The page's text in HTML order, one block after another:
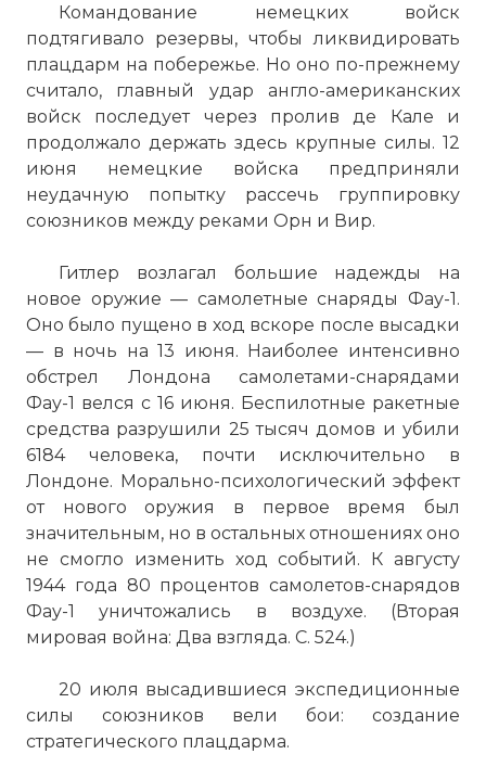
Командование немецких войск
подтягивало резервы, чтобы ликвидировать
плацдарм на побережье. Но оно по-прежнему
считало, главный удар англо-американских
войск последует через пролив де Кале и
продолжало держать здесь крупные силы. 12
июня немецкие войска предприняли
неудачную попытку рассечь группировку
союзников между реками Орн и Вир.
Гитлер возлагал большие надежды на
новое оружие — самолетные снаряды Фау-1.
Оно было пущено в ход вскоре после высадки
— в ночь на 13 июня. Наиболее интенсивно
обстрел Лондона самолетами-снарядами
Фау-1 велся с 16 июня. Беспилотные ракетные
средства разрушили 25 тысяч домов и убили
6184 человека, почти исключительно в
Лондоне. Морально-психологический эффект
от нового оружия в первое время был
значительным, но в остальных отношениях оно
не смогло изменить ход событий. К августу
1944 года 80 процентов самолетов-снарядов
Фау-1 уничтожались в воздухе. (Вторая
мировая война: Два взгляда. С. 524.)
20 июля высадившиеся экспедиционные
силы союзников вели бои: создание
стратегического плацдарма.